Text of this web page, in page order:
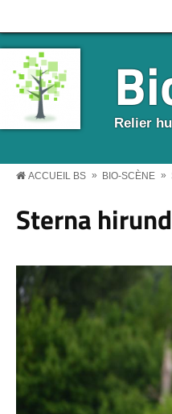
Relier
BS MENU
ACCUEIL BS » BIO-SCÈNE »
Sterna